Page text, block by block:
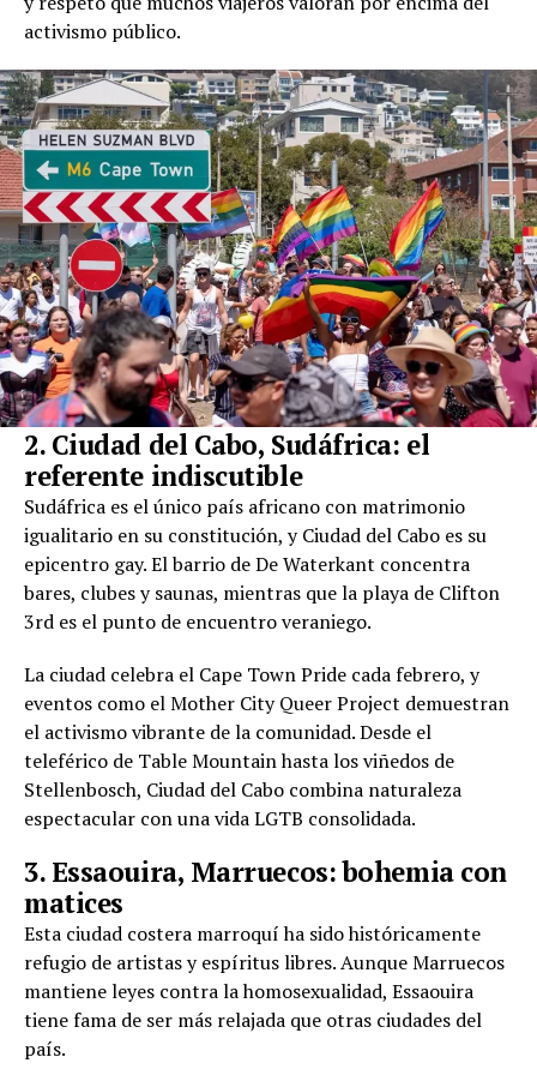
activismo público.
2. Ciudad del Cabo, Sudáfrica: el
referente indiscutible
Sudáfrica es el único país africano con matrimonio
igualitario en su constitución, y Ciudad del Cabo es su
epicentro gay. El barrio de De Waterkant concentra
bares, clubes y saunas, mientras que la playa de Clifton
3rd es el punto de encuentro veraniego.
La ciudad celebra el Cape Town Pride cada febrero, y
eventos como el Mother City Queer Project demuestran
el activismo vibrante de la comunidad. Desde el
teleférico de Table Mountain hasta los viñedos de
Stellenbosch, Ciudad del Cabo combina naturaleza
espectacular con una vida LGTB consolidada.
3. Essaouira, Marruecos: bohemia con
matices
Esta ciudad costera marroquí ha sido históricamente
refugio de artistas y espíritus libres. Aunque Marruecos
mantiene leyes contra la homosexualidad, Essaouira
tiene fama de ser más relajada que otras ciudades del
país.